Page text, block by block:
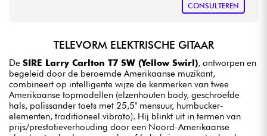
CONSULTEREN
TELEVORM ELEKTRISCHE GITAAR
De SIRE Larry Carlton T7 SW (Yellow Swirl), ontworpen en
begeleid door de beroemde Amerikaanse muzikant,
combineert op intelligente wijze de kenmerken van twee
Amerikaanse topmodellen (elzenhouten body, geschroefde
hals, palissander toets met 25,5" mensuur, humbucker-
elementen, traditioneel vibrato). Hij blinkt uit in termen van
prijs/prestatieverhouding door een Noord-Amerikaanse